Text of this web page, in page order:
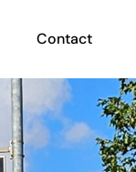
Contact